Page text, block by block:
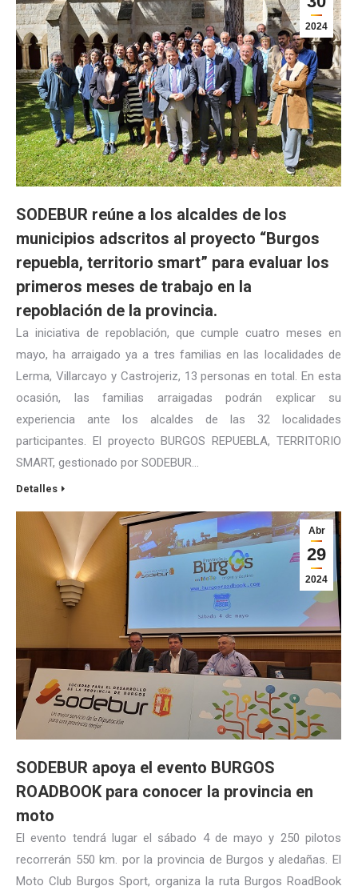
2024
SODEBUR reúne a los alcaldes de los
municipios adscritos al proyecto “Burgos
repuebla, territorio smart” para evaluar los
primeros meses de trabajo en la
repoblación de la provincia.
La iniciativa de repoblación, que cumple cuatro meses en
mayo, ha arraigado ya a tres familias en las localidades de
Lerma, Villarcayo y Castrojeriz, 13 personas en total. En esta
ocasión, las familias arraigadas podrán explicar su
experiencia ante los alcaldes de las 32 localidades
participantes. El proyecto BURGOS REPUEBLA, TERRITORIO
SMART, gestionado por SODEBUR…
Detalles
Abr
29
2024
SODEBUR apoya el evento BURGOS
ROADBOOK para conocer la provincia en
moto
El evento tendrá lugar el sábado 4 de mayo y 250 pilotos
recorrerán 550 km. por la provincia de Burgos y aledañas. El
Moto Club Burgos Sport, organiza la ruta Burgos RoadBook